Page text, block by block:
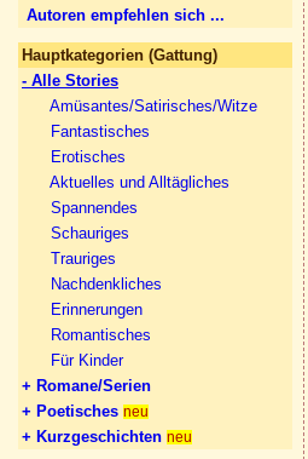
Autoren empfehlen sich ...
Hauptkategorien (Gattung)
- Alle Stories
Amüsantes/Satirisches/Witze
Fantastisches
Erotisches
Aktuelles und Alltägliches
Spannendes
Schauriges
Trauriges
Nachdenkliches
Erinnerungen
Romantisches
Für Kinder
+ Romane/Serien
+ Poetisches neu
+ Kurzgeschichten neu